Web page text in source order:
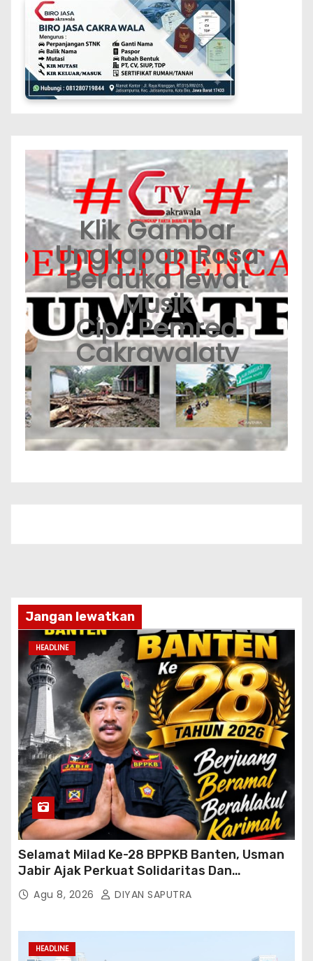
Klik Gambar
Ungkapan Rasa
Berduka lewat
Musik
Cip : Pemred
Cakrawalatv
Jangan lewatkan
HEADLINE
Selamat Milad Ke-28 BPPKB Banten, Usman
Jabir Ajak Perkuat Solidaritas Dan
Kebersamaan
Agu 8, 2026 DIYAN SAPUTRA
HEADLINE